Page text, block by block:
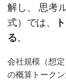
解し、 思考
式）では、
る。
会社規模（想
の概算トーク